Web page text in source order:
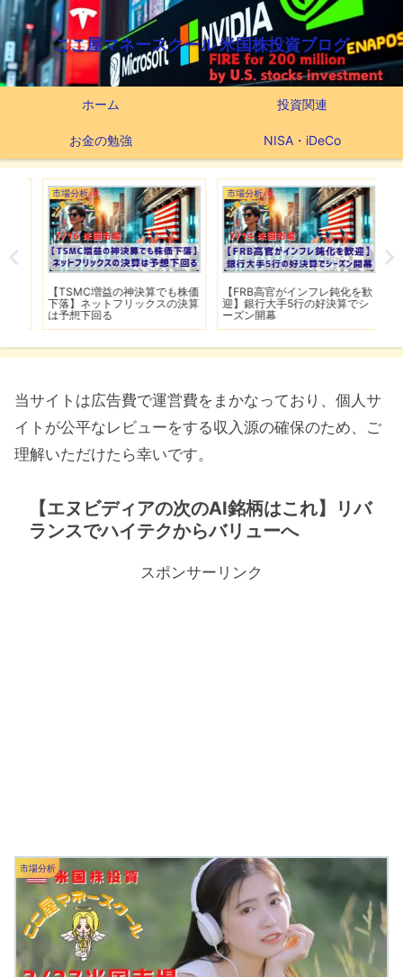
ここ屋マネースクール 米国株投資ブログ
ホーム 投資関連
お金の勉強 NISA・iDeCo
市場分析
【TSMC増益の神決算でも株価
下落】ネットフリックスの決算
は予想下回る
市場分析
【FRB高官がインフレ鈍化を歓
迎】銀行大手5行の好決算でシ
ーズン開幕
当サイトは広告費で運営費をまかなっており、個人サ
イトが公平なレビューをする収入源の確保のため、ご
理解いただけたら幸いです。
【エヌビディアの次のAI銘柄はこれ】リバ
ランスでハイテクからバリューへ
スポンサーリンク
市場分析